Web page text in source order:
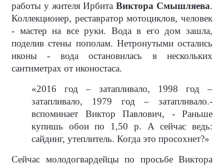
работы у жителя ИрбитаВиктора Смышляева.
Коллекционер, реставратор мотоциклов, человек
- мастер на все руки. Вода в его дом зашла,
поделив стены пополам. Нетронутыми остались
иконы - вода остановилась в нескольких
сантиметрах от иконостаса.
«2016 год – затапливало, 1998 год –
затапливало, 1979 год – затапливало.-
вспоминает Виктор Павлович, - Раньше
купишь обои по 1,50 р. А сейчас ведь:
сайдинг, утеплитель. Когда это просохнет?»
Сейчас молодогвардейцы по просьбе Виктора